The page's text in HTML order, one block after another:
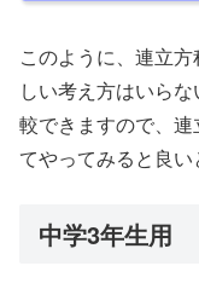
このように、連立
しい考え方はいら
較できますので、
てやってみると良い
中学3年生用